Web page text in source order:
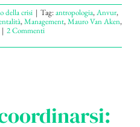
della crisi | Tag:antropologia,Anvur,
,Management,Mauro Van Aken,
| 2 Commenti